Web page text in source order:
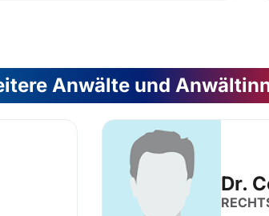
Anwälte und
Dr.